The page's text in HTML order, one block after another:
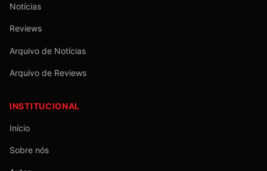
Notícias
Reviews
Arquivo de Notícias
Arquivo de Reviews
INSTITUCIONAL
Início
Sobre nós